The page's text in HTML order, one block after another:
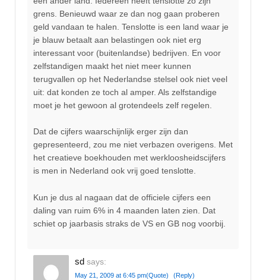
grens. Benieuwd waar ze dan nog gaan proberen
geld vandaan te halen. Tenslotte is een land waar je
je blauw betaalt aan belastingen ook niet erg
interessant voor (buitenlandse) bedrijven. En voor
zelfstandigen maakt het niet meer kunnen
terugvallen op het Nederlandse stelsel ook niet veel
uit: dat konden ze toch al amper. Als zelfstandige
moet je het gewoon al grotendeels zelf regelen.
Dat de cijfers waarschijnlijk erger zijn dan
gepresenteerd, zou me niet verbazen overigens. Met
het creatieve boekhouden met werkloosheidscijfers
is men in Nederland ook vrij goed tenslotte.
Kun je dus al nagaan dat de officiele cijfers een
daling van ruim 6% in 4 maanden laten zien. Dat
schiet op jaarbasis straks de VS en GB nog voorbij.
sd says:
May 21, 2009 at 6:45 pm(Quote) (Reply)